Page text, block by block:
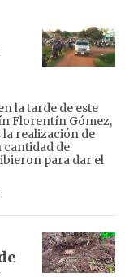
la tarde de este
Florentín Gómez,
la realización de
cantidad de
para dar el